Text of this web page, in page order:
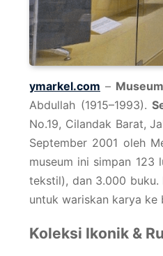
ymarkel.com –
Abdullah (1915–1993).
No.19, Cilandak Barat,
September 2001 oleh
museum ini simpan 123
tekstil), dan 3.000 buku.
untuk wariskan karya ke
Koleksi Ikonik &